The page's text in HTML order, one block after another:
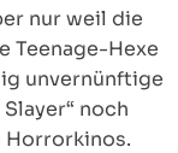
nur weil die
Teenage-Hexe
unvernünftige
noch
Horrorkinos.